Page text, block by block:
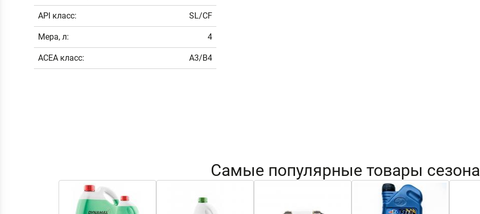
API класс: SL/CF
Мера, л: 4
ACEA класс: A3/B4
Самые популярные товары сезона